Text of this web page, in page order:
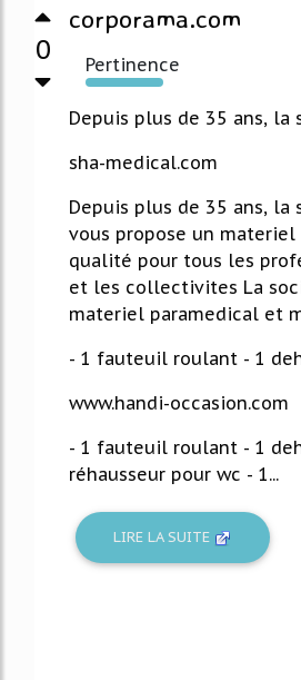
0
corporama.com
Pertinence
10044%
Depuis plus de 35 ans, la
sha-medical.com
Depuis plus de 35 ans, la
vous propose un materiel
qualité pour tous les
et les collectivites La
materiel paramedical et
- 1 fauteuil roulant - 1
www.handi-occasion.com
- 1 fauteuil roulant - 1
réhausseur pour wc - 1...
LIRE LA SUITE